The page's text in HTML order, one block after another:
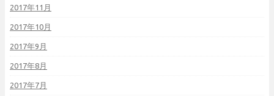
2017年11月
2017年10月
2017年9月
2017年8月
2017年7月